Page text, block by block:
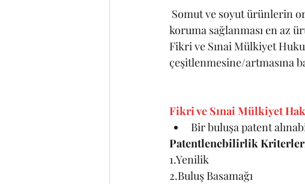
koruma sağlanması en az
Fikri ve Sınai Mülkiyet
çeşitlenmesine/artmasına
Fikri ve Sınai Mülkiyet
Bir buluşa patent
Patentlenebilirlik
1.Yenilik
2.Buluş Basamağı